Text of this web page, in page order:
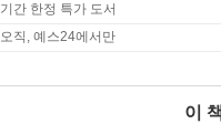
기간 한정 특가 도서
오직, 예스24에서만
이